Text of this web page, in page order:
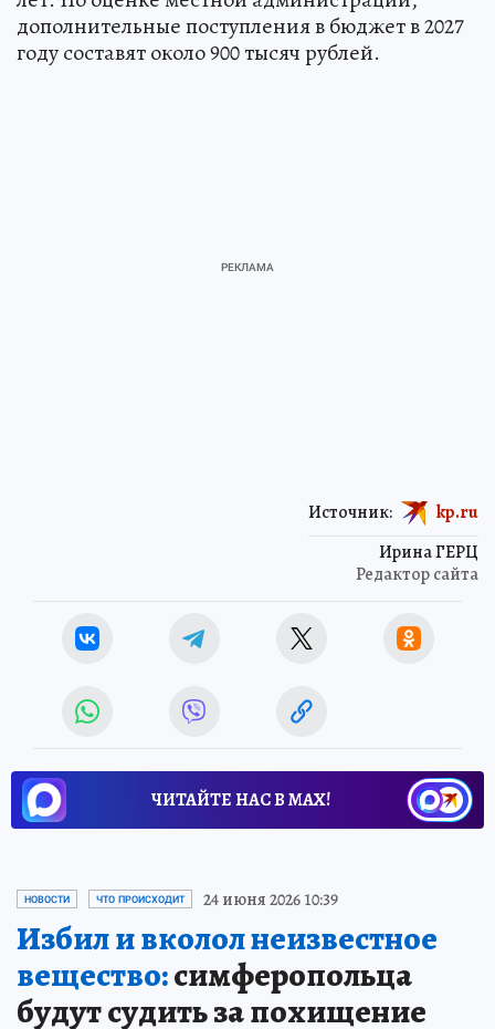
дополнительные поступления в бюджет в 2027
году составят около 900 тысяч рублей.
Ирина ГЕРЦ
Редактор сайта
Источник: kp.ru
ЧИТАЙТЕ НАС В МАХ!
НОВОСТИ ЧТО ПРОИСХОДИТ 24 июня 2026 10:39
Избил и вколол неизвестное
вещество:симферопольца
будут судить за похищение